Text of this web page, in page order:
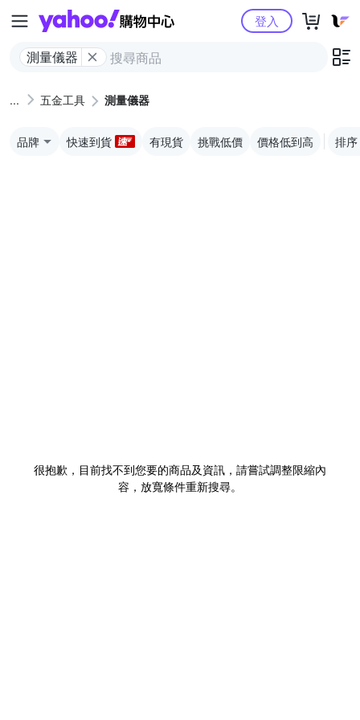
Yahoo購物中心
測量儀器
登入
五金工具 測量儀器
品牌 快速到貨 有現貨 挑戰低價 價格低到高 排序
很抱歉，目前找不到您要的商品及資訊，請嘗試調整限縮內
容，放寬條件重新搜尋。